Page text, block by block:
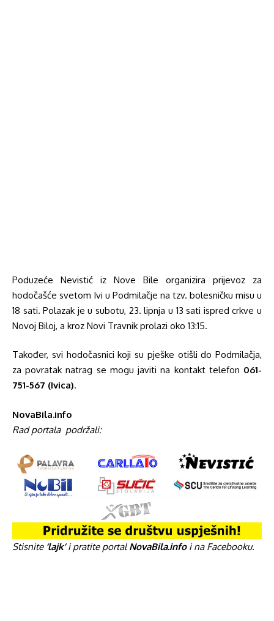
Poduzeće Nevistić iz Nove Bile organizira prijevoz za
hodočašće svetom Ivi u Podmilačje na tzv. bolesničku misu u
18 sati. Polazak je u subotu, 23. lipnja u 13 sati ispred crkve u
Novoj Biloj, a kroz Novi Travnik prolazi oko 13:15.
Također, svi hodočasnici koji su pješke otišli do Podmilačja,
za povratak natrag se mogu javiti na kontakt telefon 061-
751-567 (Ivica).
NovaBila.info
Rad portala podržali:
Stisnite ‘lajk’i pratite portal NovaBila.infoi na Facebooku.